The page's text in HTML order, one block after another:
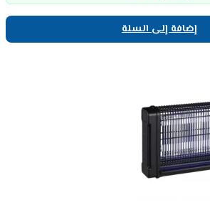
إضافة إلى السلة